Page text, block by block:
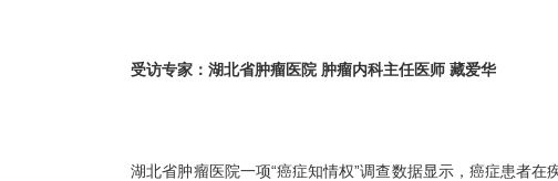
受访专家：湖北省肿瘤医院 肿瘤内科主任医师 藏爱华
湖北省肿瘤医院一项“癌症知情权”调查数据显示，癌症患者